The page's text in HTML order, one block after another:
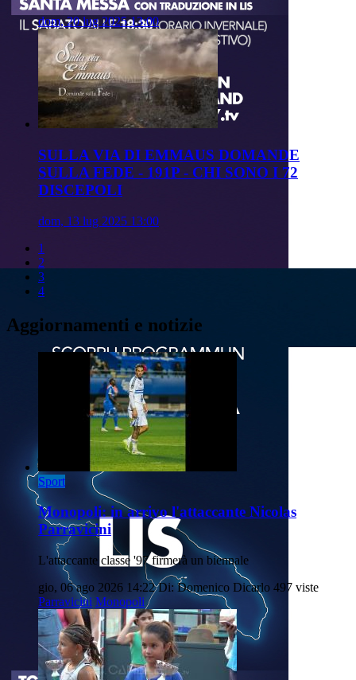
dom, 20 lug 2025 13:00
SULLA VIA DI EMMAUS DOMANDE
SULLA FEDE - 191P - CHI SONO I 72
DISCEPOLI
dom, 13 lug 2025 13:00
1
2
3
4
Aggiornamenti e notizie
Sport
Monopoli: in arrivo l'attaccante Nicolas
Parravicini
L'attaccante classe '97 firmerà un biennale
gio, 06 ago 2026 14:22 Di: Domenico Dicarlo 497 viste
Parravicini Monopoli